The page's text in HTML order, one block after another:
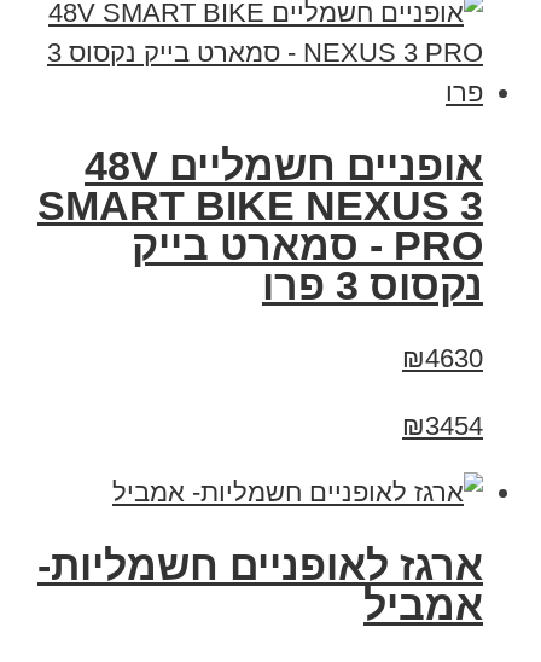
אופניים חשמליים 48V
SMART BIKE NEXUS 3
PRO - סמארט בייק
נקסוס 3 פרו
₪4630
₪3454
ארגז לאופניים חשמליות-
אמביל